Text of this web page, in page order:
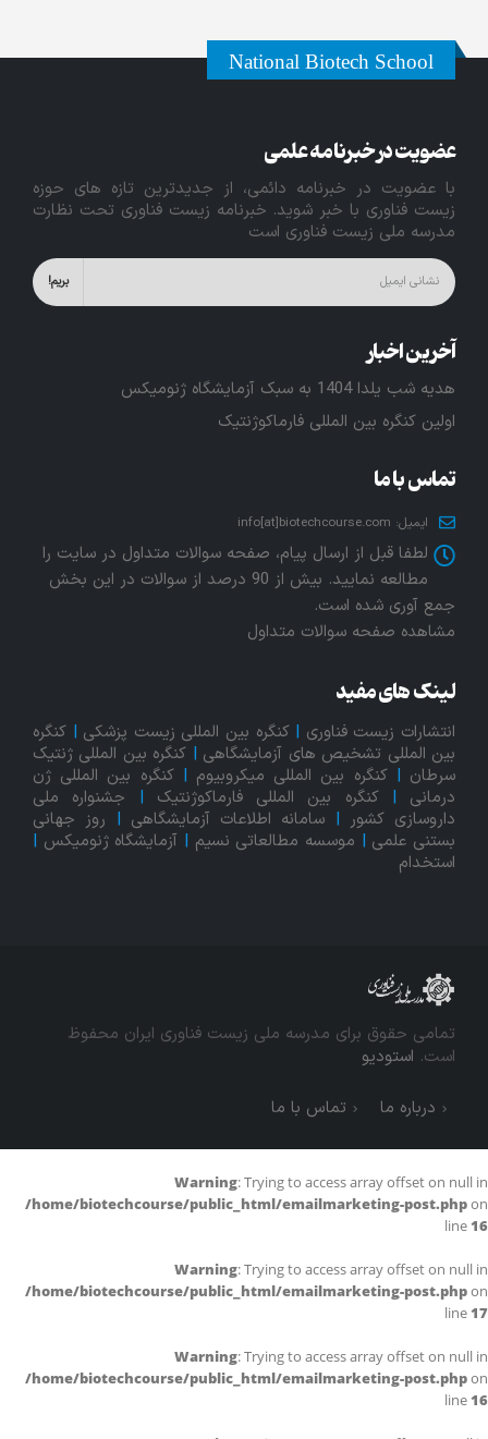
National Biotech School
عضویت در خبرنامه علمی
با عضویت در خبرنامه دائمی، از جدیدترین تازه های حوزه
زیست فناوری با خبر شوید. خبرنامه زیست فناوری تحت نظارت
مدرسه ملی زیست فناوری است
آخرین اخبار
هدیه شب یلدا 1404 به سبک آزمایشگاه ژنومیکس
اولین کنگره بین المللی فارماکوژنتیک
تماس با ما
ایمیل: info[at]biotechcourse.com
لطفا قبل از ارسال پیام، صفحه سوالات متداول در سایت را
مطالعه نمایید. بیش از 90 درصد از سوالات در این بخش
جمع آوری شده است.
مشاهده صفحه سوالات متداول
لینک های مفید
انتشارات زیست فناوری |کنگره بین المللی زیست پزشکی | کنگره
بین المللی تشخیص های آزمایشگاهی | کنگره بین المللی ژنتیک
سرطان |کنگره بین المللی میکروبیوم |کنگره بین المللی ژن
درمانی |کنگره بین المللی فارماکوژنتیک | جشنواره ملی
داروسازی کشور | سامانه اطلاعات آزمایشگاهی | روز جهانی
بستنی علمی | موسسه مطالعاتی نسیم | آزمایشگاه ژنومیکس |
استخدام
تمامی حقوق برای مدرسه ملی زیست فناوری ایران محفوظ
است. استودیو
درباره ما تماس با ما
Warning: Trying to access array offset on null in
/home/biotechcourse/public_html/emailmarketing-post.phpon
line16
Warning: Trying to access array offset on null in
/home/biotechcourse/public_html/emailmarketing-post.phpon
line17
Warning: Trying to access array offset on null in
/home/biotechcourse/public_html/emailmarketing-post.phpon
line16